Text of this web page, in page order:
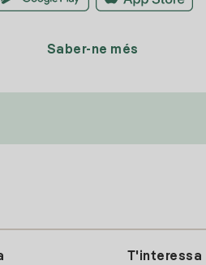
Saber-ne més
T'interessa